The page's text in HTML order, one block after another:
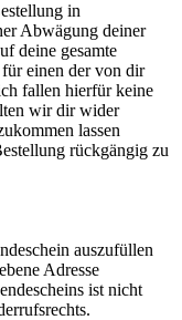
in
Abwägung deiner
deine gesamte
einen der von dir
fallen hierfür keine
wir dir wider
lassen
rückgängig zu
auszufüllen
Adresse
ist nicht